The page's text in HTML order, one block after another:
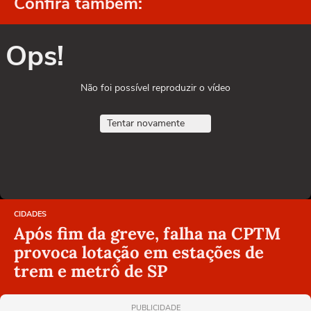
Ops!
Não foi possível reproduzir o vídeo
Tentar novamente
CIDADES
Após fim da greve, falha na CPTM
provoca lotação em estações de
trem e metrô de SP
PUBLICIDADE